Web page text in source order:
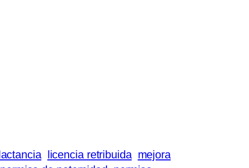
lactancia licencia retribuida mejora